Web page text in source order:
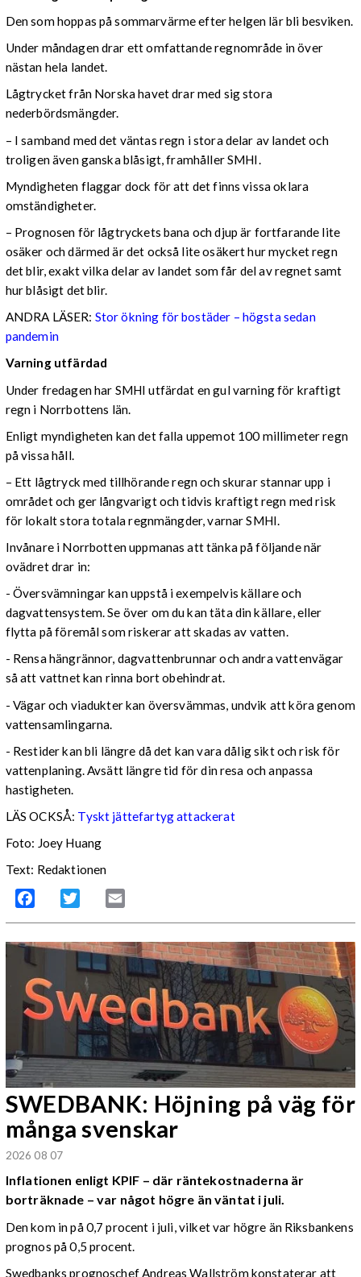
Den som hoppas på sommarvärme efter helgen lär bli besviken.
Under måndagen drar ett omfattande regnområde in över
nästan hela landet.
Lågtrycket från Norska havet drar med sig stora
nederbördsmängder.
– I samband med det väntas regn i stora delar av landet och
troligen även ganska blåsigt, framhåller SMHI.
Myndigheten flaggar dock för att det finns vissa oklara
omständigheter.
– Prognosen för lågtryckets bana och djup är fortfarande lite
osäker och därmed är det också lite osäkert hur mycket regn
det blir, exakt vilka delar av landet som får del av regnet samt
hur blåsigt det blir.
ANDRA LÄSER: Stor ökning för bostäder – högsta sedan
pandemin
Varning utfärdad
Under fredagen har SMHI utfärdat en gul varning för kraftigt
regn i Norrbottens län.
Enligt myndigheten kan det falla uppemot 100 millimeter regn
på vissa håll.
– Ett lågtryck med tillhörande regn och skurar stannar upp i
området och ger långvarigt och tidvis kraftigt regn med risk
för lokalt stora totala regnmängder, varnar SMHI.
Invånare i Norrbotten uppmanas att tänka på följande när
ovädret drar in:
- Översvämningar kan uppstå i exempelvis källare och
dagvattensystem. Se över om du kan täta din källare, eller
flytta på föremål som riskerar att skadas av vatten.
- Rensa hängrännor, dagvattenbrunnar och andra vattenvägar
så att vattnet kan rinna bort obehindrat.
- Vägar och viadukter kan översvämmas, undvik att köra genom
vattensamlingarna.
- Restider kan bli längre då det kan vara dålig sikt och risk för
vattenplaning. Avsätt längre tid för din resa och anpassa
hastigheten.
LÄS OCKSÅ: Tyskt jättefartyg attackerat
Foto: Joey Huang
Text: Redaktionen
Facebook Twitter
SWEDBANK: Höjning på väg för
många svenskar
2026 08 07
Inflationen enligt KPIF – där räntekostnaderna är
borträknade – var något högre än väntat i juli.
Den kom in på 0,7 procent i juli, vilket var högre än Riksbankens
prognos på 0,5 procent.
Swedbanks prognoschef Andreas Wallström konstaterar att